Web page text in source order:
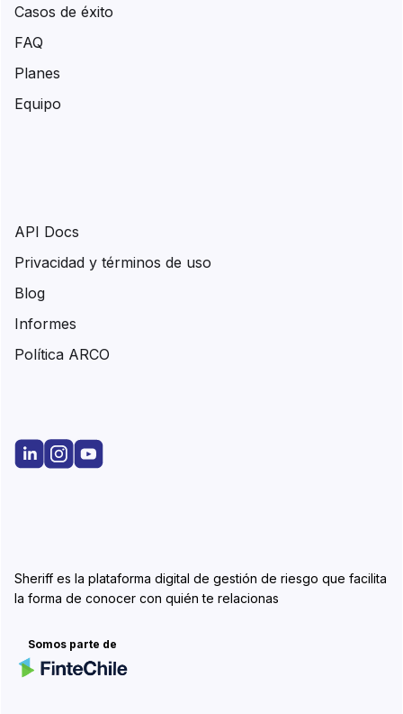
Sheriff es la plataforma digital de gestión de riesgo que facilita
la forma de conocer con quién te relacionas
Somos parte de
Casos de éxito
FAQ
Planes
Equipo
API Docs
Privacidad y términos de uso
Blog
Informes
Política ARCO